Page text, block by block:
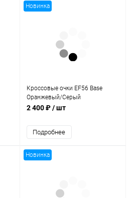
Новинка
Кроссовые очки EF56 Base
Оранжевый/Серый
2 400 ₽/ шт
Подробнее
Новинка